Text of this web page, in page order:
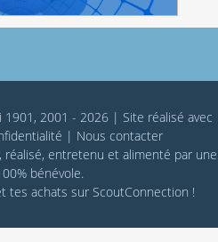
1901, 2001 - 2026 | Site réalisé avec
| Nous contacter
réalisé, entretenu et alimenté par une
bénévole.
tes achats sur ScoutConnection !